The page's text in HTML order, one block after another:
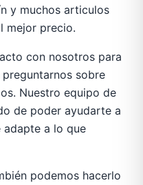
y muchos articulos
mejor precio.
con nosotros para
sobre
Nuestro equipo de
de poder ayudarte a
adapte a lo que
podemos hacerlo